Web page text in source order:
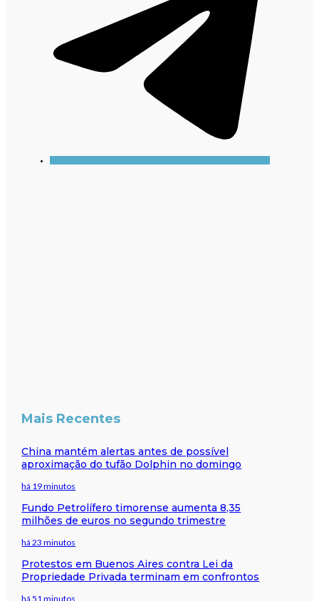
Mais Recentes
China mantém alertas antes de possível
aproximação do tufão Dolphin no domingo
há 19 minutos
Fundo Petrolífero timorense aumenta 8,35
milhões de euros no segundo trimestre
há 23 minutos
Protestos em Buenos Aires contra Lei da
Propriedade Privada terminam em confrontos
há 51 minutos